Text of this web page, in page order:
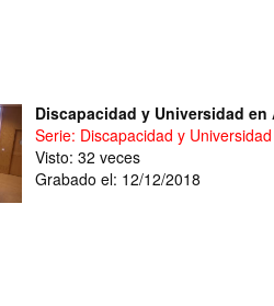
Discapacidad y Universidad en
Serie: Discapacidad y
Visto: 32 veces
Grabado el: 12/12/2018